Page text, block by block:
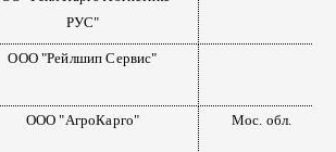
РУС"
ООО "Рейлшип Сервис"
ООО "АгроКарго" Мос. обл.